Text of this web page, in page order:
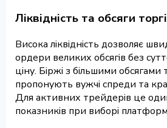
Ліквідність та обсяги
Висока ліквідність дозволяє
ордери великих обсягів без
ціну. Біржі з більшими обсягами
пропонують вужчі спреди та
Для активних трейдерів це
показників при виборі